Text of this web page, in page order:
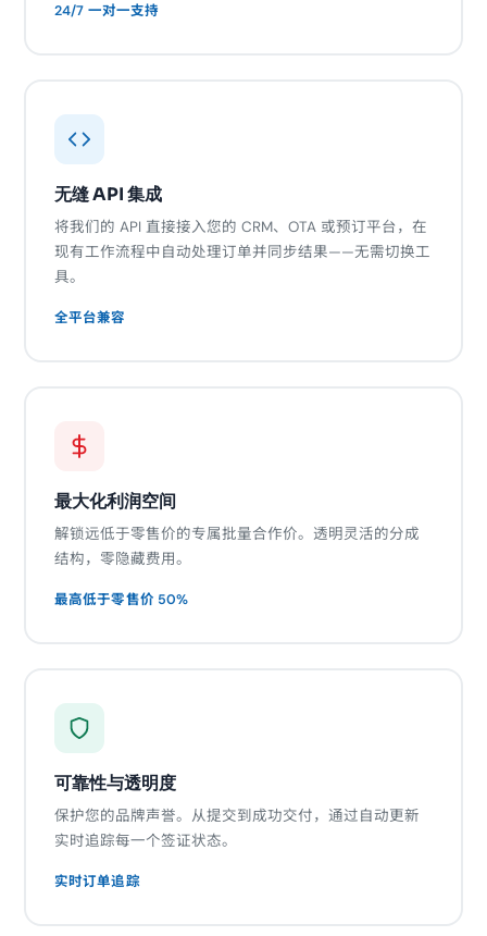
24/7 一对一支持
无缝 API 集成
将我们的 API 直接接入您的 CRM、OTA 或预订平台，在
现有工作流程中自动处理订单并同步结果——无需切换工
具。
全平台兼容
最大化利润空间
解锁远低于零售价的专属批量合作价。透明灵活的分成
结构，零隐藏费用。
最高低于零售价 50%
可靠性与透明度
保护您的品牌声誉。从提交到成功交付，通过自动更新
实时追踪每一个签证状态。
实时订单追踪